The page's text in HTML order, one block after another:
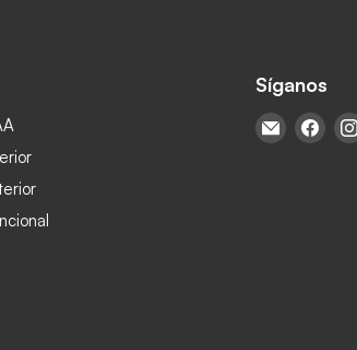
Síganos